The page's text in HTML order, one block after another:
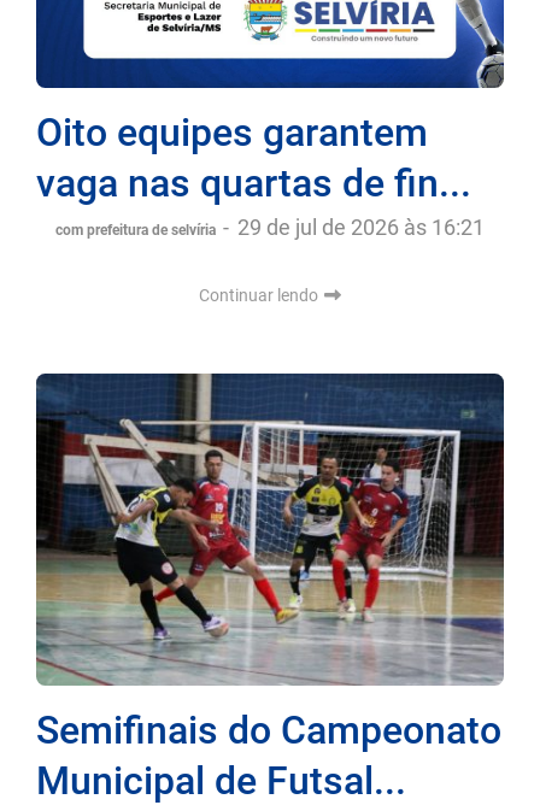
Oito equipes garantem
vaga nas quartas de fin...
com prefeitura de selvíria - 29 de jul de 2026 às 16:21
Continuar lendo
Semifinais do Campeonato
Municipal de Futsal...